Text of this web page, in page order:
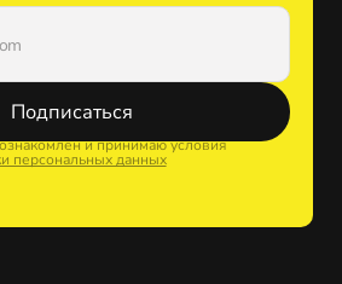
Подписаться
и принимаю условия
персональных данных